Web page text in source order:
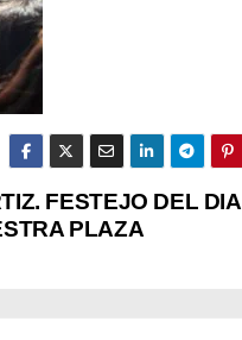
FESTEJO DEL DIA
PLAZA